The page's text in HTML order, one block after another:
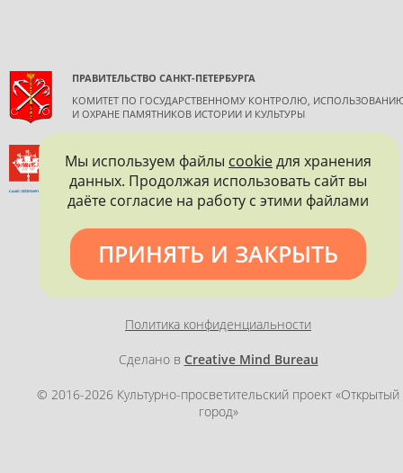
ПРАВИТЕЛЬСТВО САНКТ-ПЕТЕРБУРГА
КОМИТЕТ ПО ГОСУДАРСТВЕННОМУ КОНТРОЛЮ,
И ОХРАНЕ ПАМЯТНИКОВ ИСТОРИИ И КУЛЬТУРЫ
ИСТОРИИ И КУЛЬТУРЫ
САНКТ-ПЕТЕРБУРГСКОЕ ГОРОДСКОЕ ОТДЕЛЕНИЕ
Политика конфиденциальности
Сделано в Creative Mind Bureau
© 2016-2026 Культурно-просветительский проект «Открытый
город»
Мы используем файлы cookieдля хранения
данных. Продолжая использовать сайт вы
даёте согласие на работу с этими файлами
ПРИНЯТЬ И ЗАКРЫТЬ